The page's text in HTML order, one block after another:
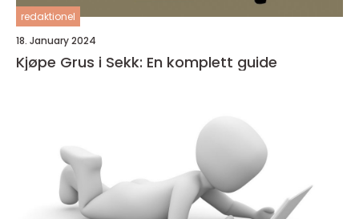
redaktionel
18. January 2024
Kjøpe Grus i Sekk: En komplett guide